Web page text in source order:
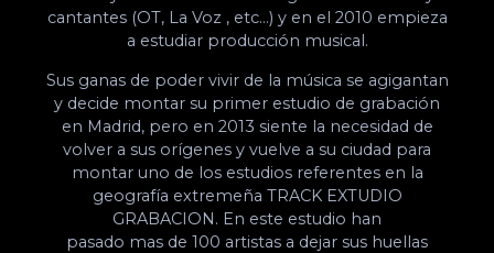
cantantes (OT, La Voz , etc…) y en el 2010 empieza
a estudiar producción musical.
Sus ganas de poder vivir de la música se agigantan
y decide montar su primer estudio de grabación
en Madrid, pero en 2013 siente la necesidad de
volver a sus orígenes y vuelve a su ciudad para
montar uno de los estudios referentes en la
geografía extremeña TRACK EXTUDIO
GRABACION. En este estudio han
pasado mas de 100 artistas a dejar sus huellas